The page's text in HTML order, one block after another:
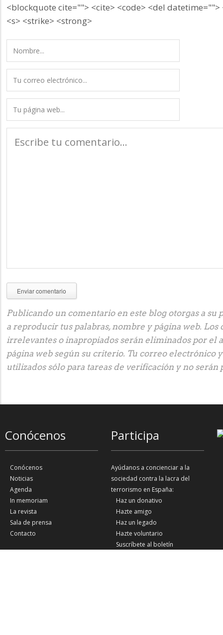
<blockquote cite=""> <cite> <code> <del datetime="">
<s> <strike> <strong>
Publicando un comentario en este blog otorgas a su
a reproducir tus palabras, nombre y página web. Los
irrelevantes o inapropiados serán eliminados por el
página web según su criterio. Tu correo electrónico
utilizados sólo para tareas de verificación y no serán
Conócenos
Conócenos
Noticias
Agenda
In memoriam
La revista
Sala de prensa
Contacto
Participa
Ayúdanos a concienciar a la
sociedad contra la lacra del
terrorismo en España:
Haz un donativo
Hazte amigo
Haz un legado
Hazte voluntario
Suscríbete al boletín